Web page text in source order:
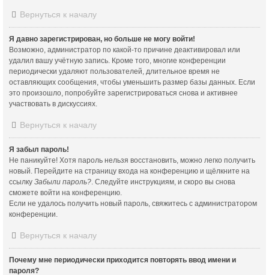
Вернуться к началу
Я давно зарегистрирован, но больше не могу войти!
Возможно, администратор по какой-то причине деактивировал или
удалил вашу учётную запись. Кроме того, многие конференции
периодически удаляют пользователей, длительное время не
оставляющих сообщения, чтобы уменьшить размер базы данных. Если
это произошло, попробуйте зарегистрироваться снова и активнее
участвовать в дискуссиях.
Вернуться к началу
Я забыл пароль!
Не паникуйте! Хотя пароль нельзя восстановить, можно легко получить
новый. Перейдите на страницу входа на конференцию и щёлкните на
ссылку Забыли пароль? . Следуйте инструкциям, и скоро вы снова
сможете войти на конференцию.
Если не удалось получить новый пароль, свяжитесь с администратором
конференции.
Вернуться к началу
Почему мне периодически приходится повторять ввод имени и
пароля?